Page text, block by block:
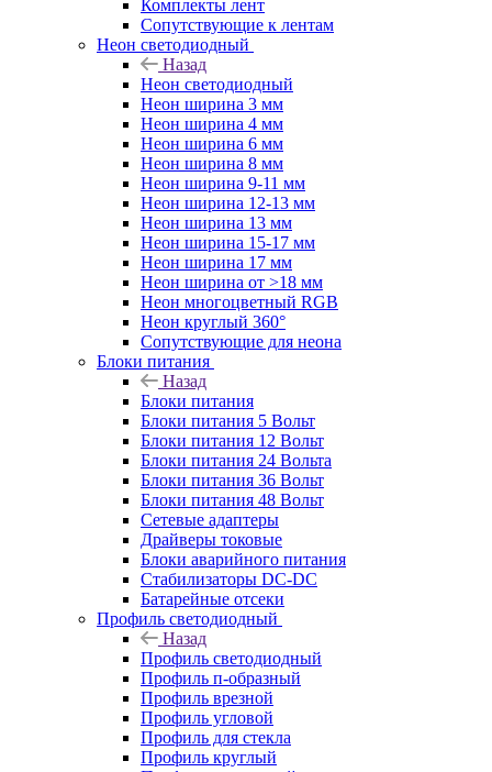
Комплекты лент
Сопутствующие к лентам
Неон светодиодный
Назад
Неон светодиодный
Неон ширина 3 мм
Неон ширина 4 мм
Неон ширина 6 мм
Неон ширина 8 мм
Неон ширина 9-11 мм
Неон ширина 12-13 мм
Неон ширина 13 мм
Неон ширина 15-17 мм
Неон ширина 17 мм
Неон ширина от >18 мм
Неон многоцветный RGB
Неон круглый 360°
Сопутствующие для неона
Блоки питания
Назад
Блоки питания
Блоки питания 5 Вольт
Блоки питания 12 Вольт
Блоки питания 24 Вольта
Блоки питания 36 Вольт
Блоки питания 48 Вольт
Сетевые адаптеры
Драйверы токовые
Блоки аварийного питания
Стабилизаторы DC-DC
Батарейные отсеки
Профиль светодиодный
Назад
Профиль светодиодный
Профиль п-образный
Профиль врезной
Профиль угловой
Профиль для стекла
Профиль круглый